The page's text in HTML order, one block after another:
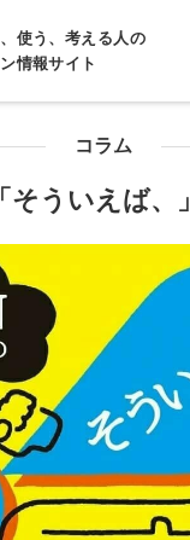
使う、考える人の
情報サイト
コラム
そういえば、